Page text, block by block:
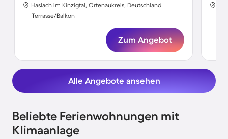
Haslach im Kinzigtal, Ortenaukreis, Deutschland
Terrasse/Balkon
Zum Angebot
Alle Angebote ansehen
Beliebte Ferienwohnungen mit
Klimaanlage